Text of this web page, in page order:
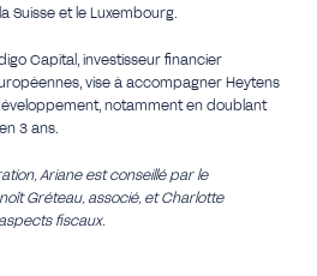
Suisse et le Luxembourg.
Capital, investisseur financier
vise à accompagner Heytens
notamment en doublant
3 ans.
Ariane est conseillé par le
Gréteau, associé, et Charlotte
fiscaux.